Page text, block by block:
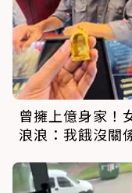
曾擁上億身家！
浪浪：我餓沒關